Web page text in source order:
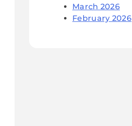
March 2026
February 2026